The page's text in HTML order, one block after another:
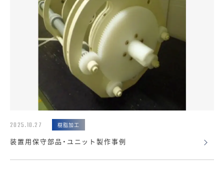
2025.10.27 樹脂加工
装置用保守部品・ユニット製作事例